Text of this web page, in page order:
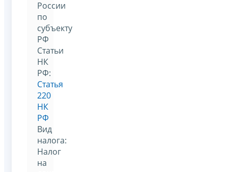
России
по
субъекту
РФ
Статьи
НК
РФ:
Статья
220
НК
РФ
Вид
налога:
Налог
на